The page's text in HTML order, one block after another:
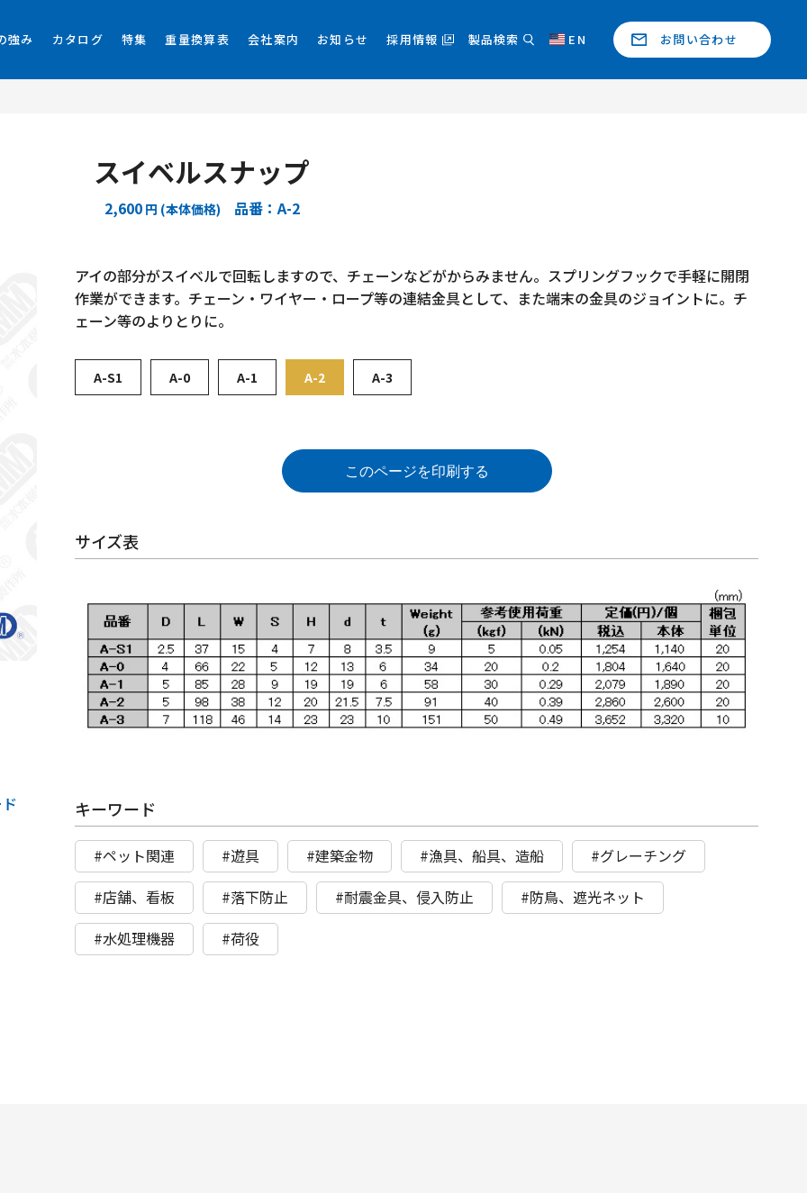
強み カタログ 特集 重量換算表 会社案内 お知らせ 採用情報 製品検索 EN お問い合わせ
スイベルスナップ
2,600 円 (本体価格) 品番：A-2
アイの部分がスイベルで回転しますので、チェーンなどがからみません。スプリングフックで手軽に開閉
作業ができます。チェーン・ワイヤー・ロープ等の連結金具として、また端末の金具のジョイントに。チ
ェーン等のよりとりに。
A-S1 A-0 A-1 A-2 A-3
このページを印刷する
サイズ表
キーワード
#ペット関連 #遊具 #建築金物 #漁具、船具、造船
#グレーチング
#店舗、看板
#落下防止 #耐震金具、侵入防止
#防鳥、遮光ネット
#水処理機器
#荷役